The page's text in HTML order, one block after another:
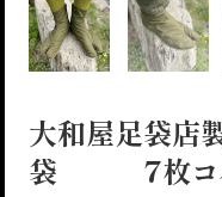
大和屋足袋
袋 7枚コ